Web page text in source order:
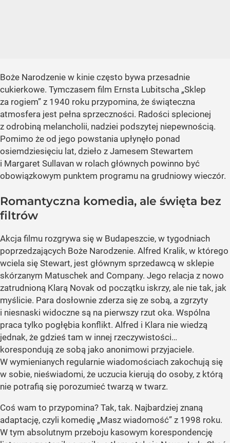
Boże Narodzenie w kinie często bywa przesadnie
cukierkowe. Tymczasem film Ernsta Lubitscha „Sklep
za rogiem” z 1940 roku przypomina, że świąteczna
atmosfera jest pełna sprzeczności. Radości splecionej
z odrobiną melancholii, nadziei podszytej niepewnością.
Pomimo że od jego powstania upłynęło ponad
osiemdziesięciu lat, dzieło z Jamesem Stewartem
i Margaret Sullavan w rolach głównych powinno być
obowiązkowym punktem programu na grudniowy wieczór.
Romantyczna komedia, ale święta bez
filtrów
Akcja filmu rozgrywa się w Budapeszcie, w tygodniach
poprzedzających Boże Narodzenie. Alfred Kralik, w którego
wciela się Stewart, jest głównym sprzedawcą w sklepie
skórzanym Matuschek and Company. Jego relacja z nowo
zatrudnioną Klarą Novak od początku iskrzy, ale nie tak, jak
myślicie. Para dosłownie zderza się ze sobą, a zgrzyty
i niesnaski widoczne są na pierwszy rzut oka. Wspólna
praca tylko pogłębia konflikt. Alfred i Klara nie wiedzą
jednak, że gdzieś tam w innej rzeczywistości…
korespondują ze sobą jako anonimowi przyjaciele.
W wymienianych regularnie wiadomościach zakochują się
w sobie, nieświadomi, że uczucia kierują do osoby, z którą
nie potrafią się porozumieć twarzą w twarz.
Coś wam to przypomina? Tak, tak. Najbardziej znaną
adaptację, czyli komedię „Masz wiadomość” z 1998 roku.
W tym absolutnym przeboju kasowym korespondencję